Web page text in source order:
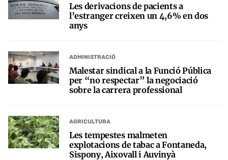
Les derivacions de pacients a
l’estranger creixen un 4,6% en dos
anys
ADMINISTRACIÓ
Malestar sindical a la Funció Pública
per “no respectar” la negociació
sobre la carrera professional
AGRICULTURA
Les tempestes malmeten
explotacions de tabac a Fontaneda,
Sispony, Aixovall i Auvinyà